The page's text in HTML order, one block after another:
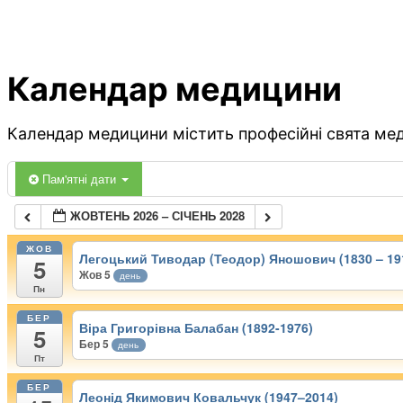
Календар медицини
Календар медицини містить професійні свята
Пам'ятні дати
ЖОВТЕНЬ 2026 – СІЧЕНЬ 2028
ЖОВ
5
Пн
Легоцький Тиводар (Теодор) Яношович (1830 –
Жов 5 день
БЕР
5
Пт
Віра Григорівна Балабан (1892-1976)
Бер 5 день
БЕР
Леонід Якимович Ковальчук (1947–2014)